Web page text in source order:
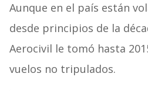
Aunque en el país están
desde principios de la
Aerocivil le tomó hasta
vuelos no tripulados.